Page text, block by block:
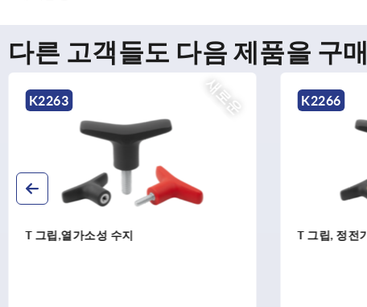
다른 고객들도 다음 제품을 구
새로운
K2266
T 그립, 정전기 방지
K2264
Ｔ 그립，